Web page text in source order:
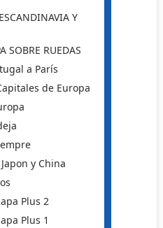
Y
SOBRE RUEDAS
a París
de Europa
y China
Plus 2
Plus 1